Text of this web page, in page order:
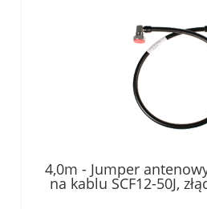
4,0m - Jumper
na kablu SCF12-50J,
7/16 męski kątowy,